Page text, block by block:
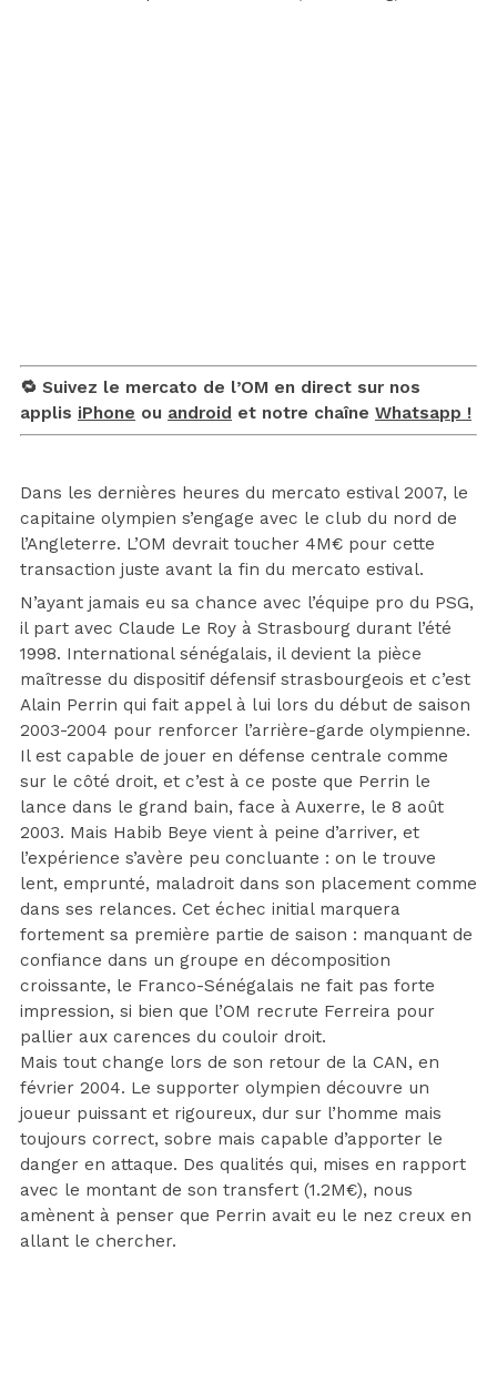
🔁 Suivez le mercato de l’OM en direct sur nos
applis iPhone ou android et notre chaîne Whatsapp !
Dans les dernières heures du mercato estival 2007, le
capitaine olympien s’engage avec le club du nord de
l’Angleterre. L’OM devrait toucher 4M€ pour cette
transaction juste avant la fin du mercato estival.
N’ayant jamais eu sa chance avec l’équipe pro du PSG,
il part avec Claude Le Roy à Strasbourg durant l’été
1998. International sénégalais, il devient la pièce
maîtresse du dispositif défensif strasbourgeois et c’est
Alain Perrin qui fait appel à lui lors du début de saison
2003-2004 pour renforcer l’arrière-garde olympienne.
Il est capable de jouer en défense centrale comme
sur le côté droit, et c’est à ce poste que Perrin le
lance dans le grand bain, face à Auxerre, le 8 août
2003. Mais Habib Beye vient à peine d’arriver, et
l’expérience s’avère peu concluante : on le trouve
lent, emprunté, maladroit dans son placement comme
dans ses relances. Cet échec initial marquera
fortement sa première partie de saison : manquant de
confiance dans un groupe en décomposition
croissante, le Franco-Sénégalais ne fait pas forte
impression, si bien que l’OM recrute Ferreira pour
pallier aux carences du couloir droit.
Mais tout change lors de son retour de la CAN, en
février 2004. Le supporter olympien découvre un
joueur puissant et rigoureux, dur sur l’homme mais
toujours correct, sobre mais capable d’apporter le
danger en attaque. Des qualités qui, mises en rapport
avec le montant de son transfert (1.2M€), nous
amènent à penser que Perrin avait eu le nez creux en
allant le chercher.